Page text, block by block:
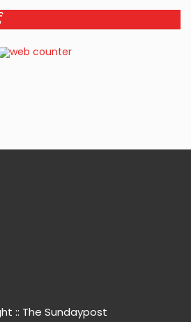
:: The Sundaypost